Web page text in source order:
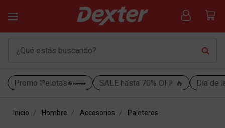
Promo Pelotas SALE hasta 70% OFF 🔥 Día de
Inicio Hombre Accesorios Paleteros